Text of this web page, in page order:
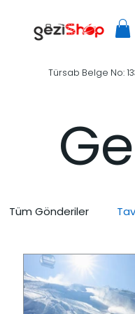
Türsab Belge No:
Tüm Gönderiler